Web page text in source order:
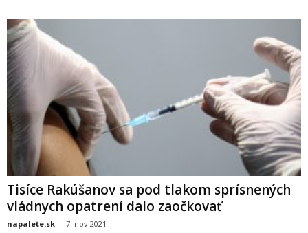
Tisíce Rakúšanov sa pod tlakom sprísnených
vládnych opatrení dalo zaočkovať
napalete.sk - 7. nov 2021